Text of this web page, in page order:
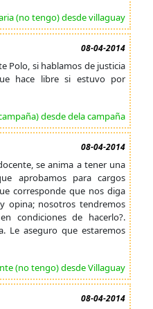
(no tengo) desde villaguay
08-04-2014
Polo, si hablamos de justicia
hace libre si estuvo por
desde dela campaña
08-04-2014
se anima a tener una
aprobamos para cargos
corresponde que nos diga
opina; nosotros tendremos
condiciones de hacerlo?.
Le aseguro que estaremos
(no tengo) desde Villaguay
08-04-2014